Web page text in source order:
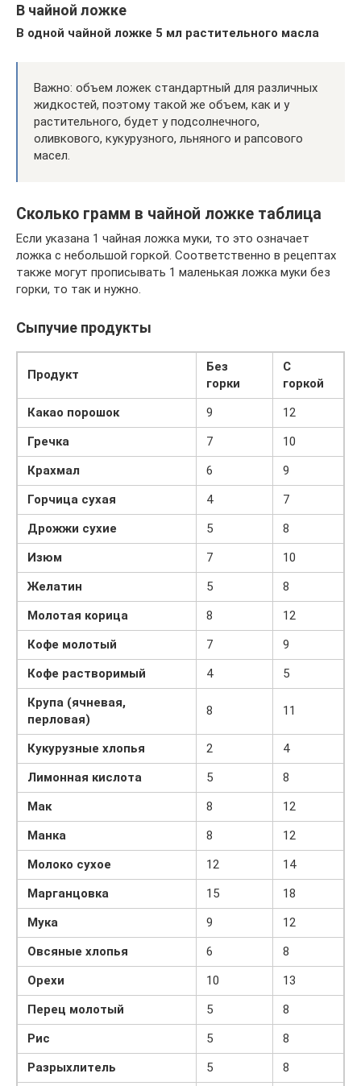
В чайной ложке
В одной чайной ложке 5 мл растительного масла
Важно: объем ложек стандартный для различных
жидкостей, поэтому такой же объем, как и у
растительного, будет у подсолнечного,
оливкового, кукурузного, льняного и рапсового
масел.
Сколько грамм в чайной ложке таблица
Если указана 1 чайная ложка муки, то это означает
ложка с небольшой горкой. Соответственно в рецептах
также могут прописывать 1 маленькая ложка муки без
горки, то так и нужно.
Сыпучие продукты
Продукт
Без
горки
С
горкой
Какао порошок
9
12
Гречка
7
10
Крахмал
6
9
Горчица сухая
4
7
Дрожжи сухие
5
8
Изюм
7
10
Желатин
5
8
Молотая корица
8
12
Кофе молотый
7
9
Кофе растворимый
4
5
Крупа (ячневая,
перловая)
8 11
Кукурузные хлопья 2
4
Лимонная кислота
5
8
Мак
8
12
Манка
8
12
Молоко сухое
12
14
Марганцовка
15
18
Мука
9
12
Овсяные хлопья
6
8
Орехи
10
13
Перец молотый
5
8
Рис
5
8
Разрыхлитель
5 8